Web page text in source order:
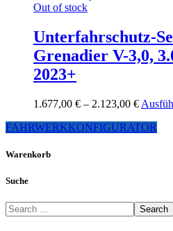
Out of stock
Unterfahrschutz-
Grenadier V-3,0,
2023+
1.677,00 € – 2.123,00 €
bis
FAHRWERKKONFIGURATOR
Warenkorb
Suche
Search